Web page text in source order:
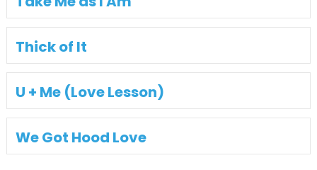
Thick of It
U + Me (Love Lesson)
We Got Hood Love